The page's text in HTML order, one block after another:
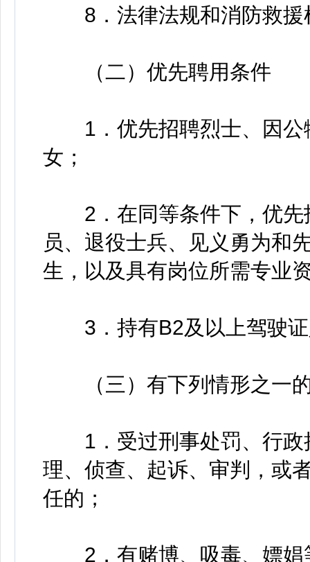
8．法律法规和消防救援
（二）优先聘用条件
1．优先招聘烈士、因公
女；
2．在同等条件下，优先
员、退役士兵、见义勇为和
生，以及具有岗位所需专业
3．持有B2及以上驾驶证
（三）有下列情形之一的
1．受过刑事处罚、行政
理、侦查、起诉、审判，或
任的；
2．有赌博、吸毒、嫖娼